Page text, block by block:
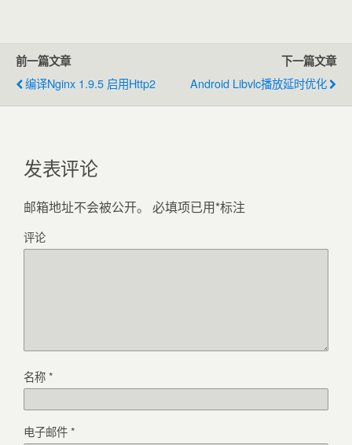
前一篇文章
编译nginx 1.9.5 启用http2
下一篇文章
Android Libvlc播放延时优化
发表评论
邮箱地址不会被公开。 必填项已用*标注
评论
名称*
电子邮件*